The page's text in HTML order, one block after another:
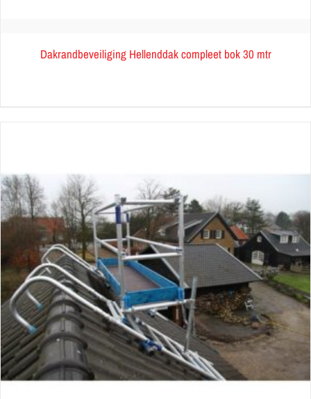
Dakrandbeveiliging Hellenddak compleet bok 30 mtr